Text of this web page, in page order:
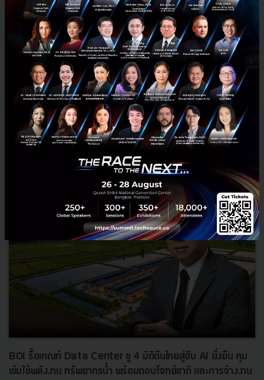
3 เรื่องที่ประเทศไทยต้อง Focus สร้างคน–นวัตกรรม–ปฏิรูป
ระบบราชการ เพื่อยกระดับขีดความสามารถประเทศ
นายอนุทิน ชาญวีรกูล นายกรัฐมนตรีและรัฐมนตรีว่าการกระทรวง
มหาดไทย กล่าวปาฐกถาพิเศษในหัวข้อ “ฝ่าวิกฤติ รับมือระเบียบโลก
ใหม่” ในงาน The INTANIA Forum...
สิงหาคม 6, 2026| ByTechsauce Team
0
News ประเทศไทย เศรษฐกิจไทย
BOI รื้อเกณฑ์ Data Center ชู 4 มิติดันไทยสู่ฮับ AI ยั่งยืน คุม
เข้มใช้พลังงาน ทรัพยากรน้ำ พร้อมตอบโจทย์ชาติ และการจ้างงาน